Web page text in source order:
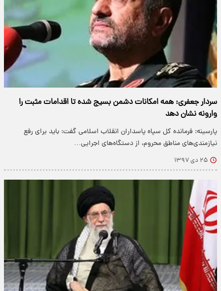
سردار جعفری: همه امکانات دشمن بسیج شده تا اقدامات مثبت را
وارونه نشان دهد
پارسینه: فرمانده کل سپاه پاسداران انقلاب اسلامی گفت: باید برای رفع
نیازمندی‌های مناطق محروم، از دستگاه‌های اجرایی…
۲۵ دی ۱۳۹۷